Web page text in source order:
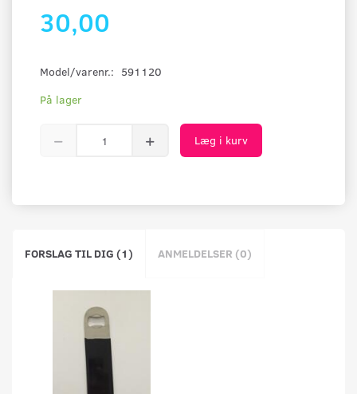
30,00
Model/varenr.: 591120
På lager
Læg i kurv
FORSLAG TIL DIG (1) ANMELDELSER (0)